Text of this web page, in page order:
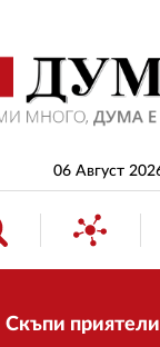
06 Август
приятели!
БЪЛГАРИЯ
ИЗБОРИ
СВЯТ